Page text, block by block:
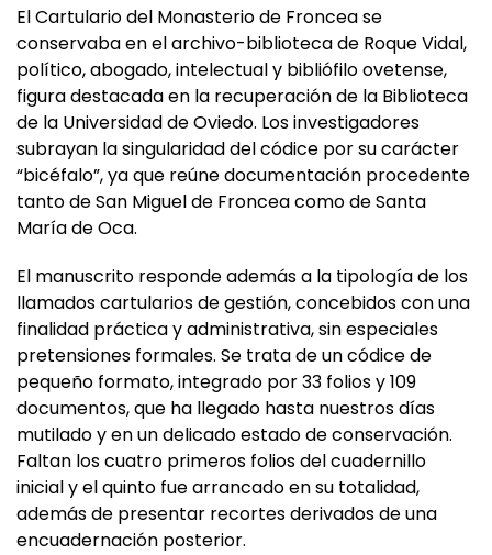
El Cartulario del Monasterio de Froncea se
conservaba en el archivo-biblioteca de Roque Vidal,
político, abogado, intelectual y bibliófilo ovetense,
figura destacada en la recuperación de la Biblioteca
de la Universidad de Oviedo. Los investigadores
subrayan la singularidad del códice por su carácter
“bicéfalo”, ya que reúne documentación procedente
tanto de San Miguel de Froncea como de Santa
María de Oca.
El manuscrito responde además a la tipología de los
llamados cartularios de gestión, concebidos con una
finalidad práctica y administrativa, sin especiales
pretensiones formales. Se trata de un códice de
pequeño formato, integrado por 33 folios y 109
documentos, que ha llegado hasta nuestros días
mutilado y en un delicado estado de conservación.
Faltan los cuatro primeros folios del cuadernillo
inicial y el quinto fue arrancado en su totalidad,
además de presentar recortes derivados de una
encuadernación posterior.